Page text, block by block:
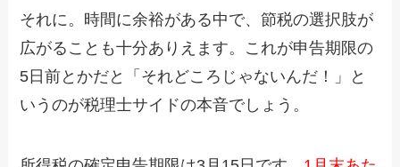
それに。時間に余裕がある中で、節税の選択肢が
広がることも十分ありえます。これが申告期限の
5日前とかだと「それどころじゃないんだ！」と
いうのが税理士サイドの本音でしょう。